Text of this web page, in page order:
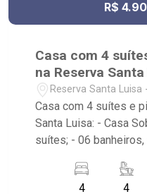
R$
Casa com 4
na Reserva
Reserva Santa
Casa com 4 suítes e
Santa Luisa: - Casa
suítes; - 06 banheiros,
Depósito; - Área de
Churrasqueira; -
4 4